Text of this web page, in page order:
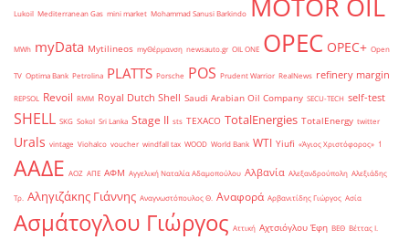
Lukoil Mediterranean Gas mini market Mohammad Sanusi Barkindo MOTOR OIL
MWh myData Mytilineos myΘέρμανση newsauto.gr OIL ONE OPEC OPEC+ Open
TV Optima Bank Petrolina PLATTS Porsche POS Prudent Warrior RealNews refinery margin
REPSOL Revoil RMM Royal Dutch Shell Saudi Arabian Oil Company SECU-TECH self-test
SHELL SKG Sokol Sri Lanka Stage II sts TEXACO TotalEnergies TotalEnergy twitter
Urals vintage Viohalco voucher windfall tax WOOD World Bank WTI Yiufi «Άγιος Χριστόφορος» ΄1
ΑΑΔΕ ΑΟΖ ΑΠΕ ΑΦΜ Αγγελική Ναταλία Αδαμοπούλου Αλβανία Αλεξανδρούπολη Αλεξιάδης
Τρ. Αληγιζάκης Γιάννης Αναγνωστόπουλος Θ. Αναφορά Αρβανιτίδης Γιώργος Ασία
Ασμάτογλου Γιώργος Αττική Αχτσιόγλου Έφη ΒΕΘ Βέττας Ι.